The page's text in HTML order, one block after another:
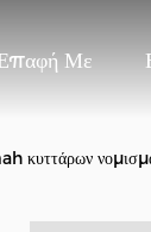
Με
κυττάρων